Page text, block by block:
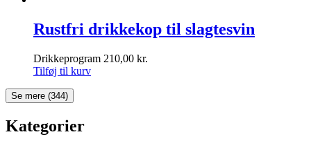
Rustfri drikkekop til slagtesvin
Drikkeprogram 210,00 kr.
Tilføj til kurv
Se mere (344)
Kategorier